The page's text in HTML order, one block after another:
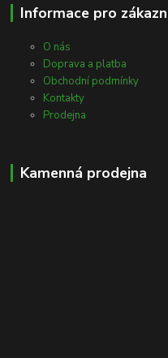
Informace pro
O nás
Doprava a platba
Obchodní podmínky
Kontakty
Prodejna
Kamenná prodejna